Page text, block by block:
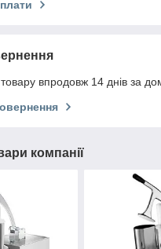
впродовж 14 днів за
компанії